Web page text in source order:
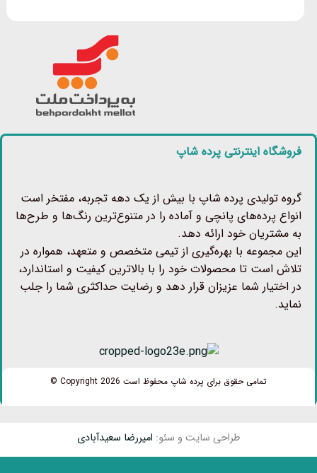
فروشگاه اینترنتی پرده شاپ
گروه تولیدی پرده شاپ با بیش از یک دهه تجربه، مفتخر است
انواع پرده‌های پانچی و آماده را در متنوع‌ترین رنگ‌ها و طرح‌ها
به مشتریان خود ارائه دهد.
این مجموعه با بهره‌گیری از تیمی متخصص و متعهد، همواره در
تلاش است تا محصولات خود را با بالاترین کیفیت و استاندارد،
در اختیار شما عزیزان قرار دهد و رضایت حداکثری شما را جلب
نماید.
تمامی حقوق برای پرده شاپ محفوظ است Copyright 2026 ©
طراحی سایت و سئو: امیررضا سعیدآبادی